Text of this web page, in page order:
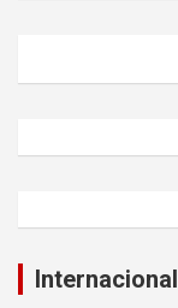
Internacional